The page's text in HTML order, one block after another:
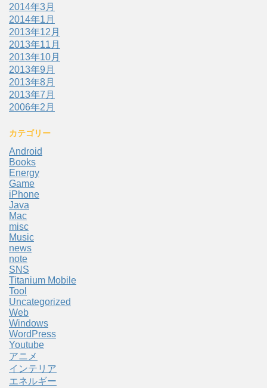
2014年3月
2014年1月
2013年12月
2013年11月
2013年10月
2013年9月
2013年8月
2013年7月
2006年2月
カテゴリー
Android
Books
Energy
Game
iPhone
Java
Mac
misc
Music
news
note
SNS
Titanium Mobile
Tool
Uncategorized
Web
Windows
WordPress
Youtube
アニメ
インテリア
エネルギー